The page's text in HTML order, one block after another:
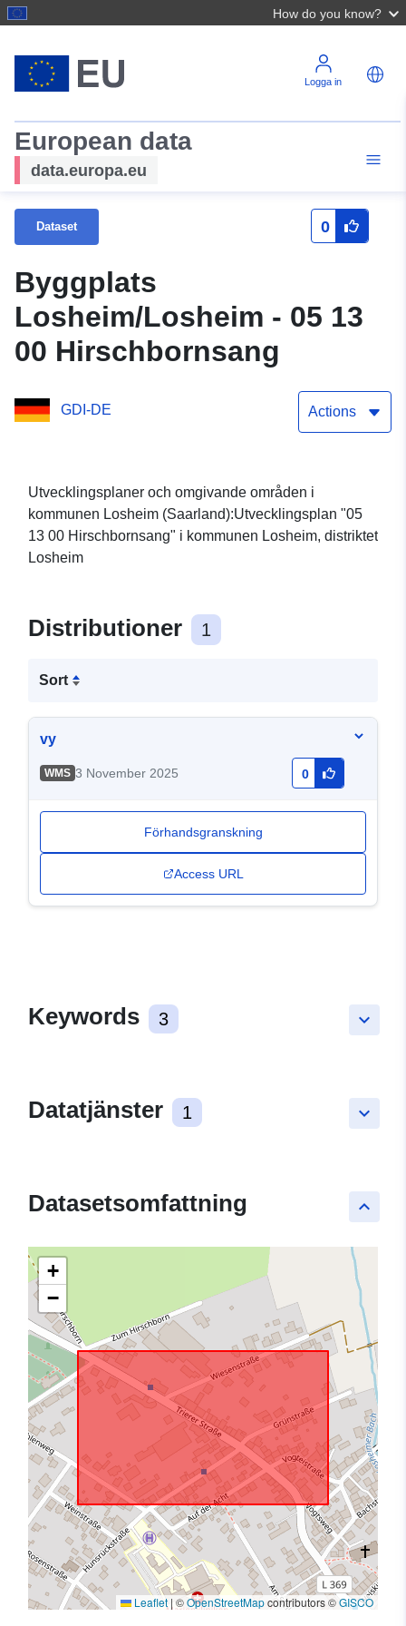
How do you know?
Logga in
European data
data.europa.eu
Dataset 0
Byggplats
Losheim/Losheim - 05 13
00 Hirschbornsang
GDI-DE Actions
Utvecklingsplaner och omgivande områden i
kommunen Losheim (Saarland):Utvecklingsplan "05
13 00 Hirschbornsang" i kommunen Losheim, distriktet
Losheim
Distributioner 1
Sort
vy
WMS 3 November 2025 0
Förhandsgranskning
Access URL
keyboard_arrow_down
Keywords 3
keyboard_arrow_down
Datatjänster 1
keyboard_arrow_up
Datasetsomfattning
+
−
Leaflet | ©OpenStreetMapcontributors ©GISCO